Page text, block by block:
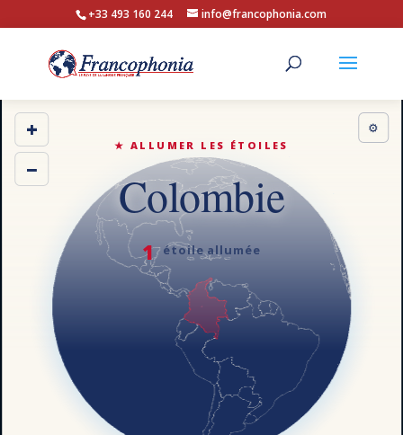
+33 493 160 244 info@francophonia.com
⚙
+
−
★ ALLUMER LES ÉTOILES
Colombie
1 étoile allumée